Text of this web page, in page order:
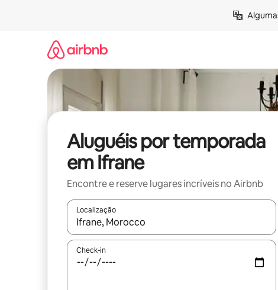
Aluguéis por temporada
em Ifrane
Encontre e reserve lugares incríveis no Airbnb
Localização
Quando os resultados estiverem disponíveis,
Check-in